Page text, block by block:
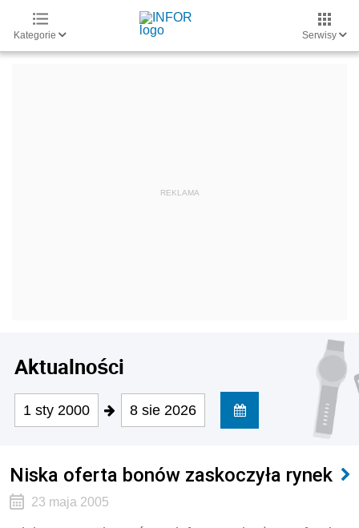
Kategorie Serwisy
Aktualności
1 sty 2000 8 sie 2026
Niska oferta bonów zaskoczyła rynek
23 maja 2005